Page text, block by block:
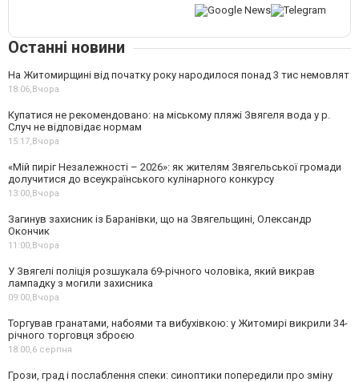
Останні новини
На Житомирщині від початку року народилося понад 3 тис немовлят
18:06, Вчора
Купатися не рекомендовано: на міському пляжі Звягеля вода у р.
Случ не відповідає нормам
15:17, Вчора
«Мій пиріг Незалежності – 2026»: як жителям Звягельської громади
долучитися до всеукраїнського кулінарного конкурсу
13:00, Вчора
Загинув захисник із Баранівки, що на Звягельщині, Олександр
Окончик
11:00, Вчора
У Звягелі поліція розшукала 69-річного чоловіка, який викрав
лампадку з могили захисника
09:00, Вчора
Торгував гранатами, набоями та вибухівкою: у Житомирі викрили 34-
річного торговця зброєю
18:00, 6 серпня
Грози, град і послаблення спеки: синоптики попередили про зміну